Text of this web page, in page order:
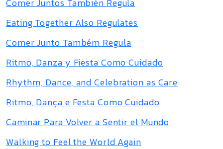
Comer Juntos También Regula
Eating Together Also Regulates
Comer Junto Também Regula
Ritmo, Danza y Fiesta Como Cuidado
Rhythm, Dance, and Celebration as Care
Ritmo, Dança e Festa Como Cuidado
Caminar Para Volver a Sentir el Mundo
Walking to Feel the World Again